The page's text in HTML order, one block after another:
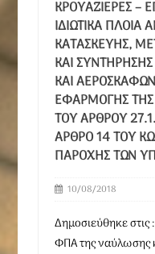
ΚΡΟΥΑΖΙΈΡΕΣ –
ΙΔΙΩΤΙΚΆ ΠΛΟΊΑ
ΚΑΤΑΣΚΕΥΉΣ,
ΚΑΙ
ΚΑΙ
ΕΦΑΡΜΟΓΉΣ ΤΗΣ
ΤΟΥ ΆΡΘΡΟΥ
ΆΡΘΡΟ 14 ΤΟΥ
ΠΑΡΟΧΉΣ ΤΩΝ
10/08/2018
Δημοσιεύθηκε
ΦΠΑ της ναύλωσης